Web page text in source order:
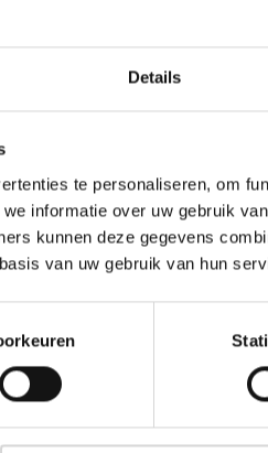
Details
te personaliseren, om
informatie over uw gebruik
kunnen deze gegevens
van uw gebruik van hun